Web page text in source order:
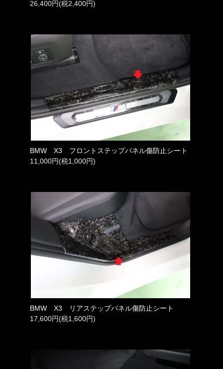
26,400円(税2,400円)
BMW X3 フロントステップパネル傷防止シート
11,000円(税1,000円)
BMW X3 リアステップパネル傷防止シート
17,600円(税1,600円)